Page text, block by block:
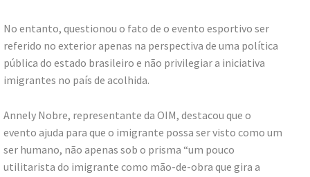
No entanto, questionou o fato de o evento esportivo ser
referido no exterior apenas na perspectiva de uma política
pública do estado brasileiro e não privilegiar a iniciativa
imigrantes no país de acolhida.
Annely Nobre, representante da OIM, destacou que o
evento ajuda para que o imigrante possa ser visto como um
ser humano, não apenas sob o prisma “um pouco
utilitarista do imigrante como mão-de-obra que gira a